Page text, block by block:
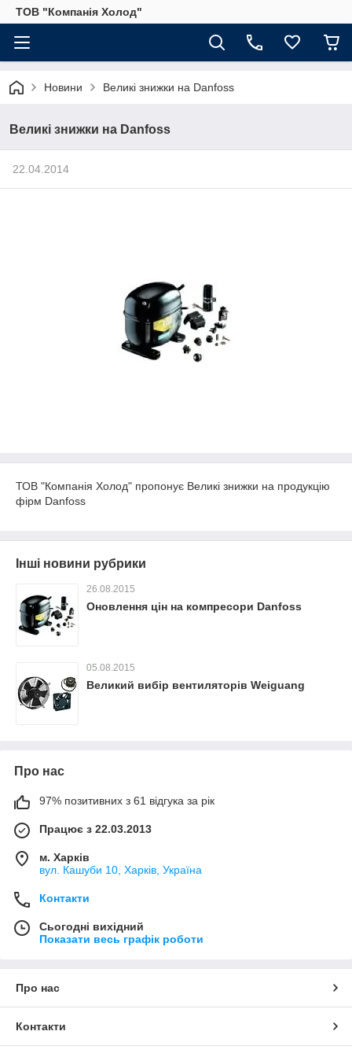
ТОВ "Компанія Холод"
Новини Великі знижки на Danfoss
Великі знижки на Danfoss
22.04.2014
ТОВ "Компанія Холод" пропонує Великі знижки на продукцію
фірм Danfoss
Інші новини рубрики
26.08.2015
Оновлення цін на компресори Danfoss
05.08.2015
Великий вибір вентиляторів Weiguang
Про нас
97% позитивних з 61 відгука за рік
Працює з 22.03.2013
м. Харків
вул. Кашуби 10, Харків, Україна
Контакти
Сьогодні вихідний
Показати весь графік роботи
Про нас
Контакти